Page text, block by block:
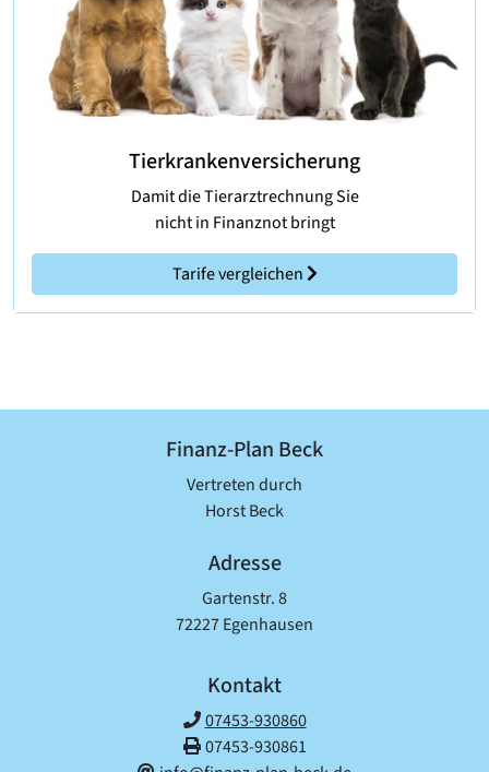
Tierkrankenversicherung
Damit die Tierarztrechnung Sie
nicht in Finanznot bringt
Tarife vergleichen
Finanz-Plan Beck
Vertreten durch
Horst Beck
Adresse
Gartenstr. 8
72227 Egenhausen
Kontakt
07453-930860
07453-930861